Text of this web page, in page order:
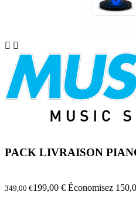
 
PACK LIVRAISON
349,00 €199,00 € Économisez